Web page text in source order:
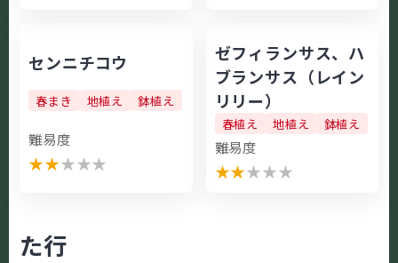
センニチコウ
春まき 地植え 鉢植え
難易度
★★★★★
ゼフィランサス、ハ
ブランサス（レイン
リリー）
春植え 地植え 鉢植え
難易度
★★★★★
た行